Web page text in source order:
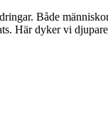
Både
Här dyker vi